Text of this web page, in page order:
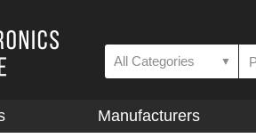
All Categories ▼
Manufacturers